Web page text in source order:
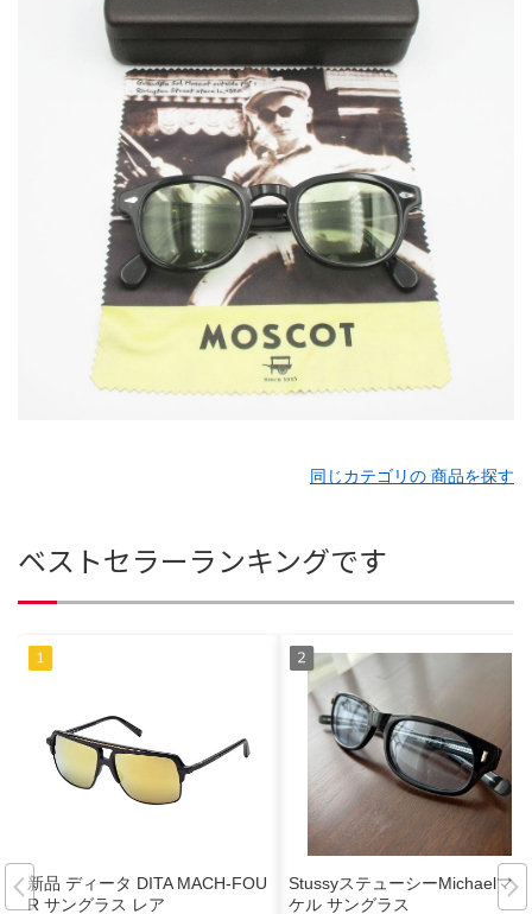
同じカテゴリの 商品を探す
ベストセラーランキングです
新品 ディータ DITA MACH-FOU
R サングラス レア
StussyステューシーMichaelマイ
ケル サングラス